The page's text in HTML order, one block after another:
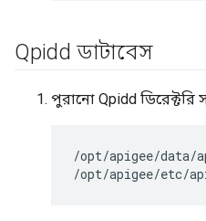
Qpidd ডাটাবেস
পুরানো Qpidd ডিরেক্টরি
/opt/apigee/data/
/opt/apigee/etc/